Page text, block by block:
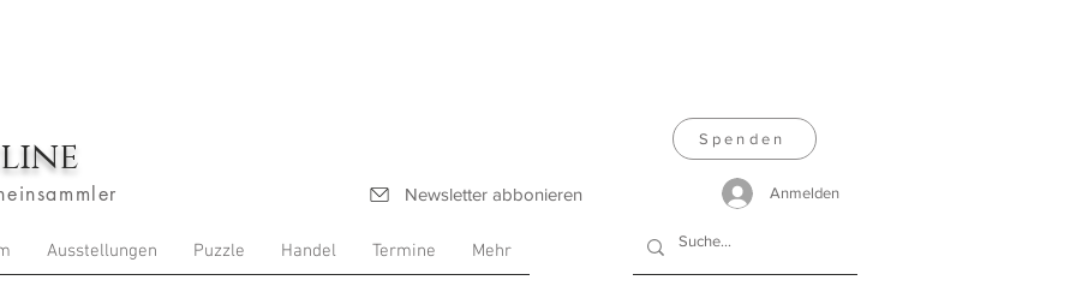
Newsletter abbonieren
Ausstellungen Puzzle Handel Termine Mehr
Spenden
Anmelden